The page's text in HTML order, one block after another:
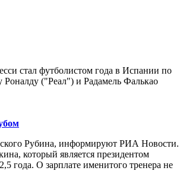
стал футболистом года в Испании по
("Реал") и Радамель Фалькао
Рубина, информируют РИА Новости.
который является президентом
года. О зарплате именитого тренера не